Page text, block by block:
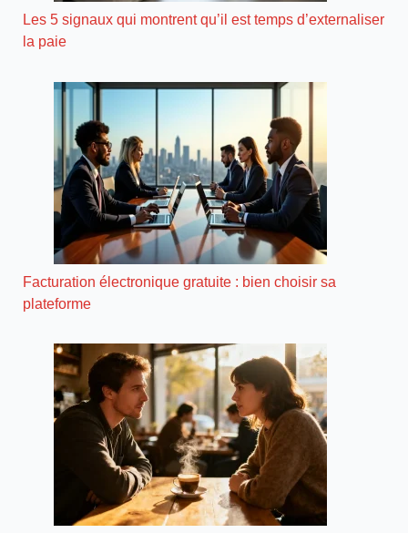
Les 5 signaux qui montrent qu’il est temps d’externaliser
la paie
Facturation électronique gratuite : bien choisir sa
plateforme